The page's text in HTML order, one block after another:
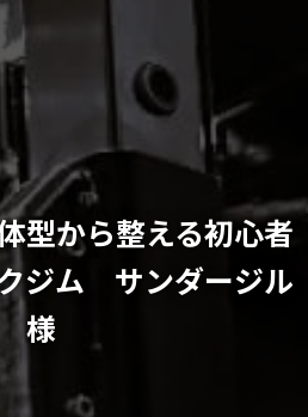
型から整える初心者
ジム サンダージル
様